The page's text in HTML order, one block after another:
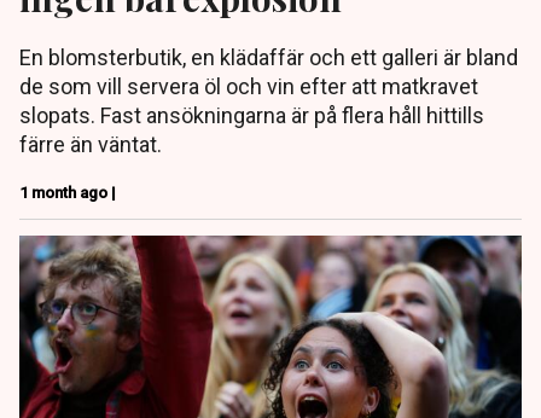
En blomsterbutik, en klädaffär och ett galleri är bland
de som vill servera öl och vin efter att matkravet
slopats. Fast ansökningarna är på flera håll hittills
färre än väntat.
1 month ago |